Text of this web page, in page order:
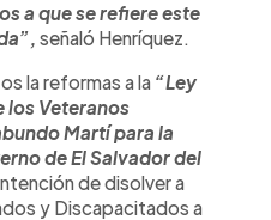
a que se refiere este
señaló Henríquez.
la reformas a la “Ley
los Veteranos
Martí para la
de El Salvador del
de disolver a
y Discapacitados a